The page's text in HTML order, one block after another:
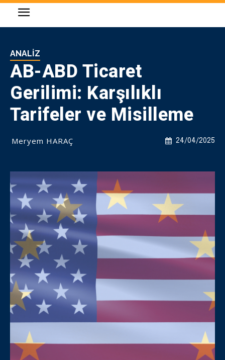
ANALIZ
AB-ABD Ticaret
Gerilimi: Karşılıklı
Tarifeler ve Misilleme
24/04/2025
Meryem HARAÇ